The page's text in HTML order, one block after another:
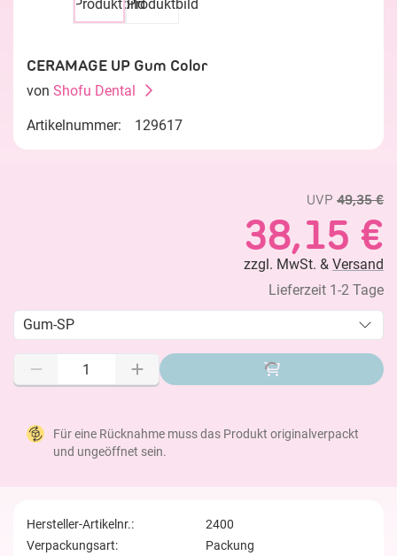
CERAMAGE UP Gum Color
von Shofu Dental
Artikelnummer: 129617
UVP 49,35 €
38,15 €
zzgl. MwSt. & Versand
Lieferzeit 1-2 Tage
Gum-SP
Für eine Rücknahme muss das Produkt originalverpackt
und ungeöffnet sein.
Hersteller-Artikelnr.:
2400
Verpackungsart:
Packung